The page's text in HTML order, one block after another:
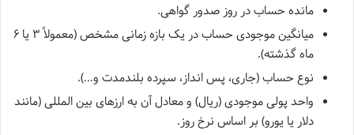
مانده حساب در روز صدور گواهی.
میانگین موجودی حساب در یک بازه زمانی مشخص (معمولاً ۳ یا ۶
ماه گذشته).
نوع حساب (جاری، پس انداز، سپرده بلندمدت و…).
واحد پولی موجودی (ریال) و معادل آن به ارزهای بین المللی (مانند
دلار یا یورو) بر اساس نرخ روز.